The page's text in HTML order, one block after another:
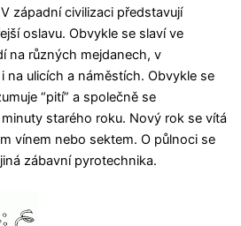
západní civilizaci představují
oslavu. Obvykle se slaví ve
na různých mejdanech, v
na ulicích a náměstích. Obvykle se
“pití” a společně se
starého roku. Nový rok se vítá
vínem nebo sektem. O půlnoci se
zábavní pyrotechnika.